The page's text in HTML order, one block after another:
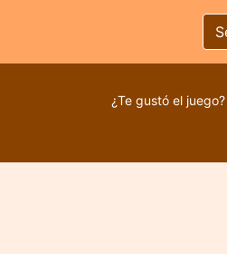
¿Te gustó el